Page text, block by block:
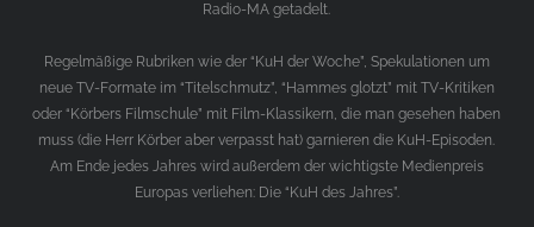
Radio-MA getadelt.
Regelmäßige Rubriken wie der “KuH der Woche”, Spekulationen um
neue TV-Formate im “Titelschmutz”, “Hammes glotzt” mit TV-Kritiken
oder “Körbers Filmschule” mit Film-Klassikern, die man gesehen haben
muss (die Herr Körber aber verpasst hat) garnieren die KuH-Episoden.
Am Ende jedes Jahres wird außerdem der wichtigste Medienpreis
Europas verliehen: Die “KuH des Jahres”.